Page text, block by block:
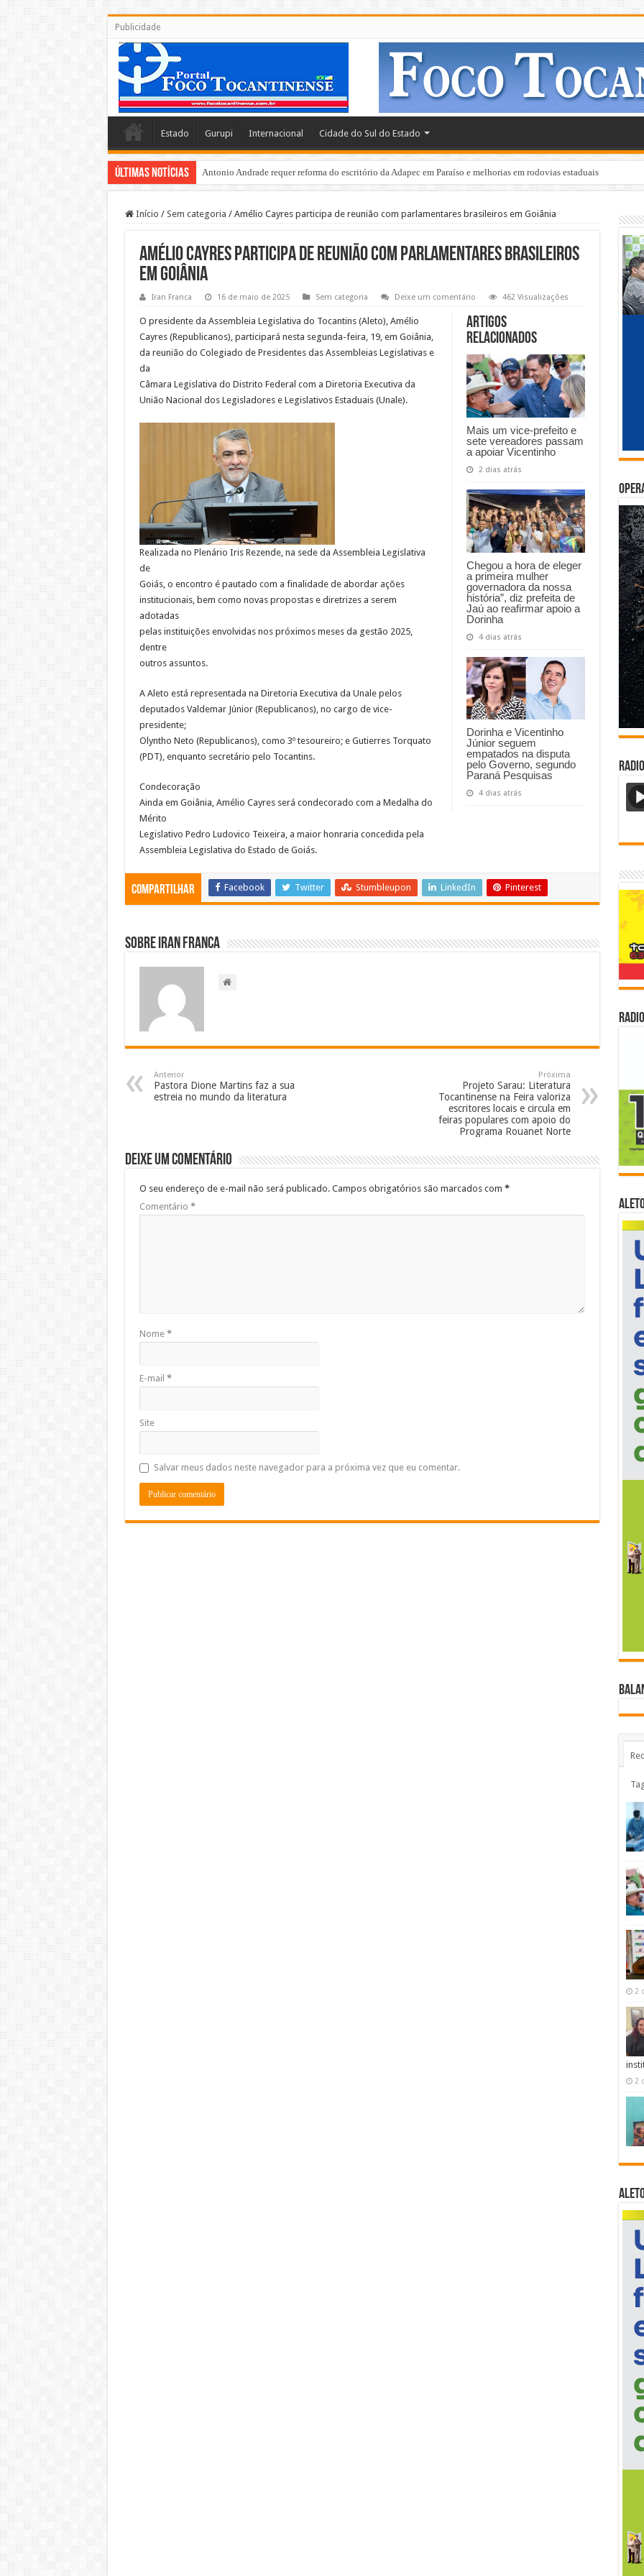
Publicidade
Estado Gurupi Internacional Cidade do Sul do Estado
Últimas Notícias Antonio Andrade requer reforma do escritório da Adapec em Paraíso e melhorias em rodovias estaduais
Início / Sem categoria / Amélio Cayres participa de reunião com parlamentares brasileiros em Goiânia
Amélio Cayres participa de reunião com parlamentares brasileiros
em Goiânia
Iran Franca 16 de maio de 2025 Sem categoria Deixe um comentário 462 Visualizações
Artigos
Relacionados
Mais um vice-prefeito e
sete vereadores passam
a apoiar Vicentinho
2 dias atrás
Chegou a hora de eleger
a primeira mulher
governadora da nossa
história”, diz prefeita de
Jaú ao reafirmar apoio a
Dorinha
4 dias atrás
Dorinha e Vicentinho
Júnior seguem
empatados na disputa
pelo Governo, segundo
Paraná Pesquisas
4 dias atrás
O presidente da Assembleia Legislativa do Tocantins (Aleto), Amélio
Cayres (Republicanos), participará nesta segunda-feira, 19, em Goiânia,
da reunião do Colegiado de Presidentes das Assembleias Legislativas e
da
Câmara Legislativa do Distrito Federal com a Diretoria Executiva da
União Nacional dos Legisladores e Legislativos Estaduais (Unale).
Realizada no Plenário Iris Rezende, na sede da Assembleia Legislativa
de
Goiás, o encontro é pautado com a finalidade de abordar ações
institucionais, bem como novas propostas e diretrizes a serem
adotadas
pelas instituições envolvidas nos próximos meses da gestão 2025,
dentre
outros assuntos.
A Aleto está representada na Diretoria Executiva da Unale pelos
deputados Valdemar Júnior (Republicanos), no cargo de vice-
presidente;
Olyntho Neto (Republicanos), como 3º tesoureiro; e Gutierres Torquato
(PDT), enquanto secretário pelo Tocantins.
Condecoração
Ainda em Goiânia, Amélio Cayres será condecorado com a Medalha do
Mérito
Legislativo Pedro Ludovico Teixeira, a maior honraria concedida pela
Assembleia Legislativa do Estado de Goiás.
Compartilhar Facebook Twitter Stumbleupon LinkedIn Pinterest
Sobre Iran Franca
Anterior
Pastora Dione Martins faz a sua
estreia no mundo da literatura
Próxima
Projeto Sarau: Literatura
Tocantinense na Feira valoriza
escritores locais e circula em
feiras populares com apoio do
Programa Rouanet Norte
Deixe um comentário
O seu endereço de e-mail não será publicado. Campos obrigatórios são marcados com *
Comentário *
Nome *
E-mail *
Site
Salvar meus dados neste navegador para a próxima vez que eu comentar.
Radio
2
2